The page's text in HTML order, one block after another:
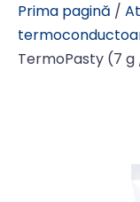
Prima pagină /
TermoPasty (7 g